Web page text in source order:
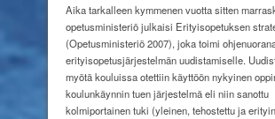
Aika tarkalleen kymmenen vuotta sitten
opetusministeriö julkaisi Erityisopetuksen
(Opetusministeriö 2007), joka toimi
erityisopetusjärjestelmän uudistamiselle.
myötä kouluissa otettiin käyttöön nykyinen
koulunkäynnin tuen järjestelmä eli niin sanottu
kolmiportainen tuki (yleinen, tehostettu ja